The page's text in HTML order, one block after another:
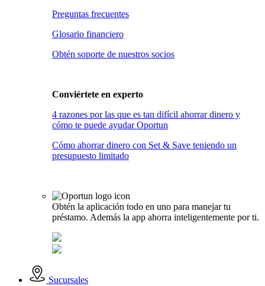
Preguntas frecuentes
Glosario financiero
Obtén soporte de nuestros socios
Conviértete en experto
4 razones por las que es tan difícil ahorrar dinero y
cómo te puede ayudar Oportun
Cómo ahorrar dinero con Set & Save teniendo un
presupuesto limitado
Obtén la aplicación todo en uno para manejar tu
préstamo. Además la app ahorra inteligentemente por ti.
Sucursales